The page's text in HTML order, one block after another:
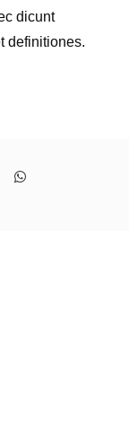
dicunt
definitiones.